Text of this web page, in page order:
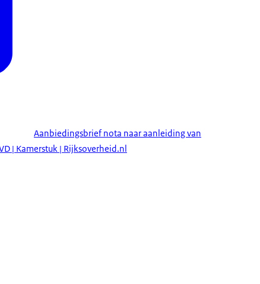
Aanbiedingsbrief nota naar aanleiding van
| Kamerstuk | Rijksoverheid.nl